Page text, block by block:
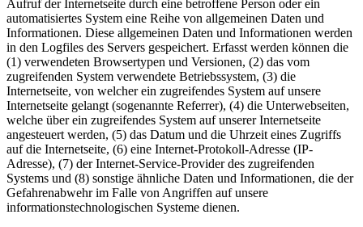
Aufruf der Internetseite durch eine betroffene Person oder ein
automatisiertes System eine Reihe von allgemeinen Daten und
Informationen. Diese allgemeinen Daten und Informationen werden
in den Logfiles des Servers gespeichert. Erfasst werden können die
(1) verwendeten Browsertypen und Versionen, (2) das vom
zugreifenden System verwendete Betriebssystem, (3) die
Internetseite, von welcher ein zugreifendes System auf unsere
Internetseite gelangt (sogenannte Referrer), (4) die Unterwebseiten,
welche über ein zugreifendes System auf unserer Internetseite
angesteuert werden, (5) das Datum und die Uhrzeit eines Zugriffs
auf die Internetseite, (6) eine Internet-Protokoll-Adresse (IP-
Adresse), (7) der Internet-Service-Provider des zugreifenden
Systems und (8) sonstige ähnliche Daten und Informationen, die der
Gefahrenabwehr im Falle von Angriffen auf unsere
informationstechnologischen Systeme dienen.